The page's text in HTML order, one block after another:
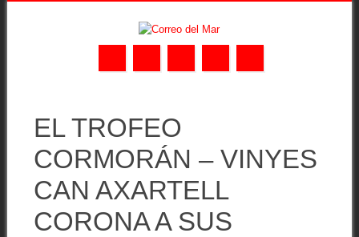
content
EL TROFEO
CORMORÁN – VINYES
CAN AXARTELL
CORONA A SUS